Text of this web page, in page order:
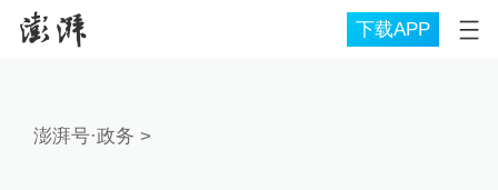
下载APP
澎湃号·政务 >